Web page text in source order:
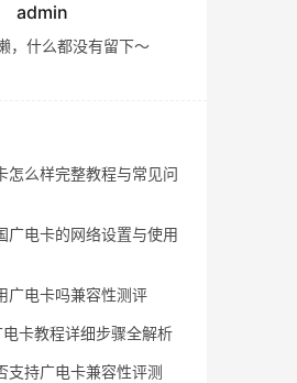
admin
，什么都没有留下～
怎么样完整教程与常见问
广电卡的网络设置与使用
广电卡吗兼容性测评
卡教程详细步骤全解析
支持广电卡兼容性评测